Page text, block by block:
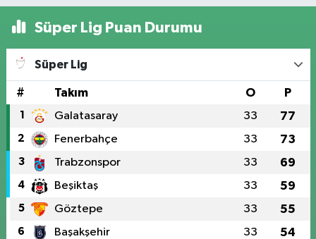
Süper Lig Puan Durumu
Süper Lig
# Takım O P
1 Galatasaray 33 77
2 Fenerbahçe 33 73
3 Trabzonspor 33 69
4 Beşiktaş 33 59
5 Göztepe 33 55
6 Başakşehir 33 54